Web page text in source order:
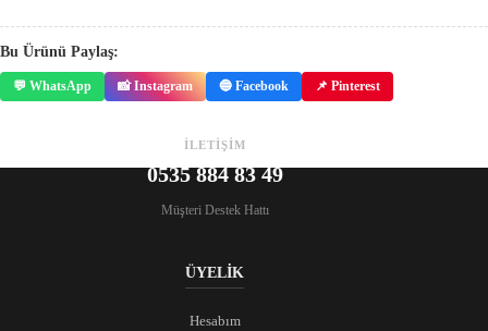
Bu Ürünü Paylaş:
💬 WhatsApp 📸 Instagram 🔵 Facebook 📌 Pinterest
İLETİŞİM
0535 884 83 49
Müşteri Destek Hattı
ÜYELİK
Hesabım